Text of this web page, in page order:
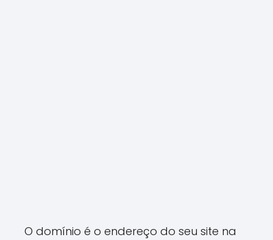
O domínio é o endereço do seu site na